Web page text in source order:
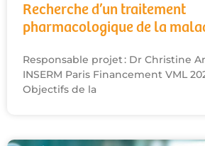
Recherche d’un traitement
pharmacologique de la
Responsable projet : Dr Christine
INSERM Paris Financement VML
Objectifs de la